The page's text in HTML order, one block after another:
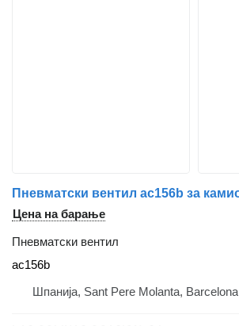
Цена на барање
Пневматски вентил
ac156b
Шпанија, Sant Pere Molanta, Barcelona